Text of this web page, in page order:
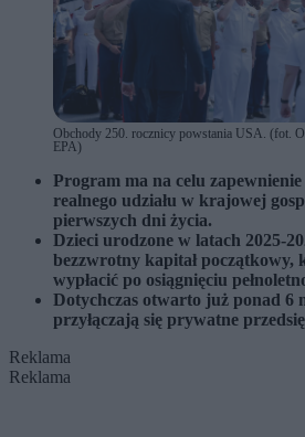
Obchody 250. rocznicy powstania USA. (fot.
EPA)
Program ma na celu
realnego udziału w krajowej
pierwszych dni życia.
Dzieci urodzone w latach 2025-
bezzwrotny kapitał początkowy,
wypłacić po osiągnięciu
Dotychczas otwarto już ponad 6
przyłączają się prywatne
Reklama
Reklama